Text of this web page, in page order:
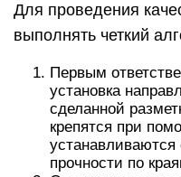
Для проведения
выполнять четкий
Первым
установка
сделанной
крепятся при
прочности по